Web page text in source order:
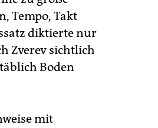
Tempo, Takt
diktierte nur
Zverev sichtlich
Boden
mit